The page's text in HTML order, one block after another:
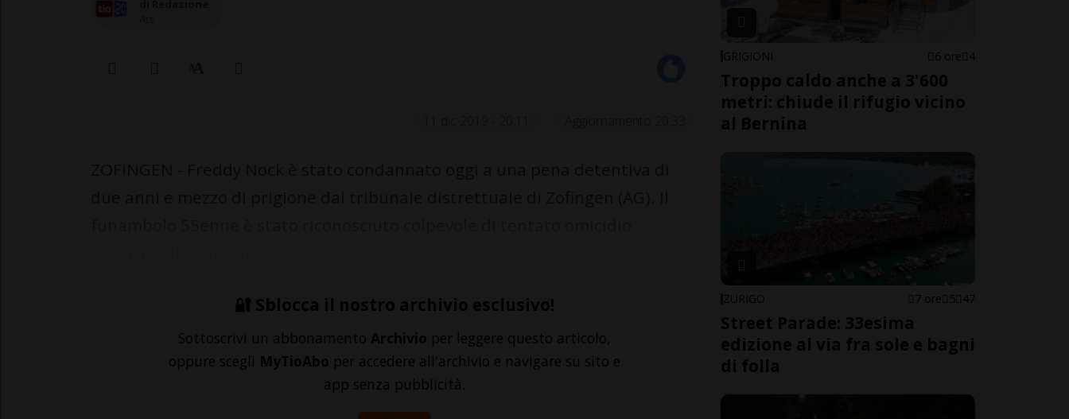
🔐 Sblocca il nostro archivio esclusivo!
Sottoscrivi un abbonamento Archivio per leggere questo articolo,
oppure scegli MyTioAbo per accedere all'archivio e navigare su sito e
app senza pubblicità.
GRIGIONI 6 ore 4
Troppo caldo anche a 3'600
metri: chiude il rifugio vicino
al Bernina
ZURIGO 7 ore 5 47
Street Parade: 33esima
edizione al via fra sole e bagni
di folla